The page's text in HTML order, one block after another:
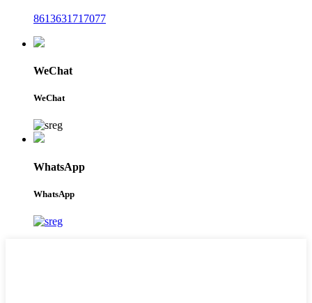
8613631717077
WeChat
WeChat
WhatsApp
WhatsApp